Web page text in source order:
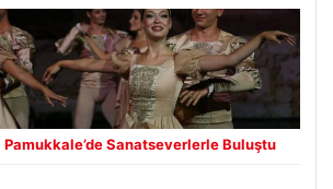
Pamukkale’de Sanatseverlerle Buluştu